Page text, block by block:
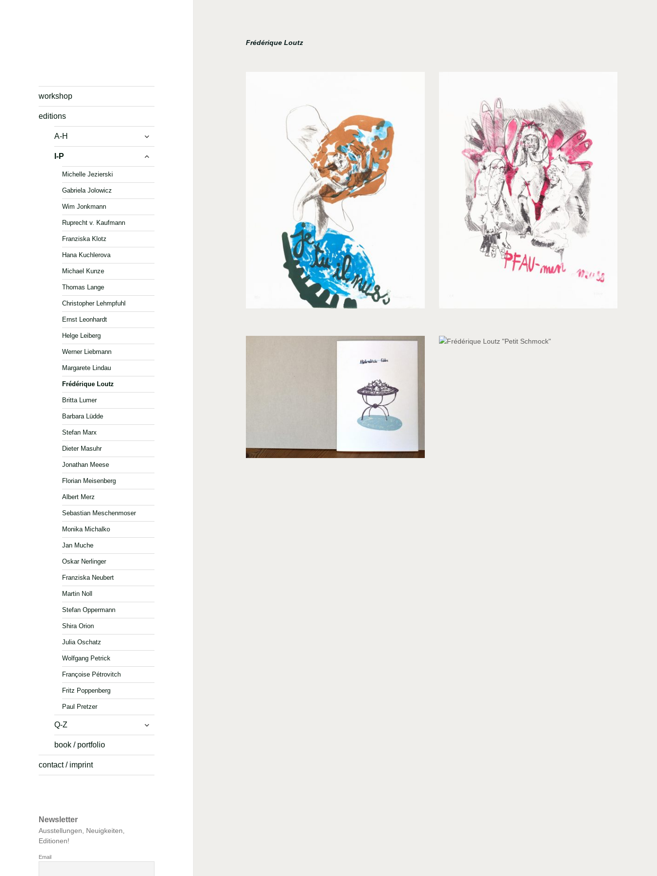
workshop
editions
A-H
expand
child
menu
I-P
expand
child
menu
Michelle Jezierski
Gabriela Jolowicz
Wim Jonkmann
Ruprecht v. Kaufmann
Franziska Klotz
Hana Kuchlerova
Michael Kunze
Thomas Lange
Christopher Lehmpfuhl
Ernst Leonhardt
Helge Leiberg
Werner Liebmann
Margarete Lindau
Frédérique Loutz
Britta Lumer
Barbara Lüdde
Stefan Marx
Dieter Masuhr
Jonathan Meese
Florian Meisenberg
Albert Merz
Sebastian Meschenmoser
Monika Michalko
Jan Muche
Oskar Nerlinger
Franziska Neubert
Martin Noll
Stefan Oppermann
Shira Orion
Julia Oschatz
Wolfgang Petrick
Françoise Pétrovitch
Fritz Poppenberg
Paul Pretzer
Q-Z
expand
child
book / portfolio
contact / imprint
Newsletter
Ausstellungen, Neuigkeiten,
Editionen!
Email
Frédérique Loutz